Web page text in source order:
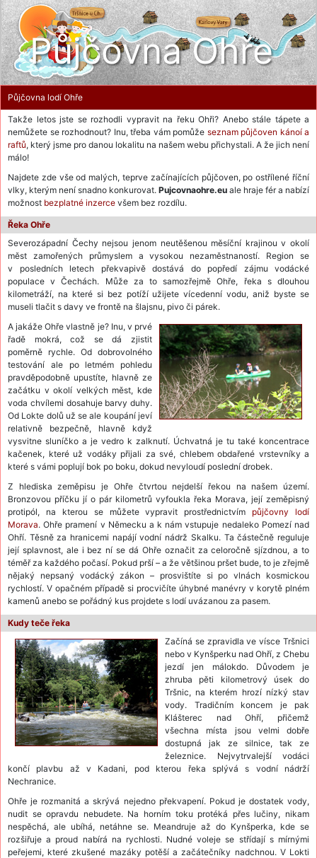
Půjčovna Ohře
Půjčovna lodí Ohře
Takže letos jste se rozhodli vypravit na řeku Ohři? Anebo stále tápete a
nemůžete se rozhodnout? Inu, třeba vám pomůže seznam půjčoven kánoí a
raftů, který jsme pro danou lokalitu na našem webu přichystali. A že jich není
málo!
Najdete zde vše od malých, teprve začínajících půjčoven, po ostřílené říční
vlky, kterým není snadno konkurovat. Pujcovnaohre.eu ale hraje fér a nabízí
možnost bezplatné inzerce všem bez rozdílu.
Řeka Ohře
Severozápadní Čechy nejsou jenom neutěšenou měsíční krajinou v okolí
měst zamořených průmyslem a vysokou nezaměstnaností. Region se
v posledních letech překvapivě dostává do popředí zájmu vodácké
populace v Čechách. Může za to samozřejmě Ohře, řeka s dlouhou
kilometráží, na které si bez potíží užijete vícedenní vodu, aniž byste se
museli tlačit s davy ve frontě na šlajsnu, pivo či párek.
A jakáže Ohře vlastně je? Inu, v prvé
řadě mokrá, což se dá zjistit
poměrně rychle. Od dobrovolného
testování ale po letmém pohledu
pravděpodobně upustíte, hlavně ze
začátku v okolí velkých měst, kde
voda chvílemi dosahuje barvy duhy.
Od Lokte dolů už se ale koupání jeví
relativně bezpečně, hlavně když
vysvitne sluníčko a je vedro k zalknutí. Úchvatná je tu také koncentrace
kačenek, které už vodáky přijali za své, chlebem obdařené vrstevníky a
které s vámi poplují bok po boku, dokud nevyloudí poslední drobek.
Z hlediska zeměpisu je Ohře čtvrtou nejdelší řekou na našem území.
Bronzovou příčku jí o pár kilometrů vyfoukla řeka Morava, její zeměpisný
protipól, na kterou se můžete vypravit prostřednictvím půjčovny lodí
Morava. Ohře pramení v Německu a k nám vstupuje nedaleko Pomezí nad
Ohří. Těsně za hranicemi napájí vodní nádrž Skalku. Ta částečně reguluje
její splavnost, ale i bez ní se dá Ohře označit za celoročně sjízdnou, a to
téměř za každého počasí. Pokud prší – a že většinou pršet bude, to je zřejmě
nějaký nepsaný vodácký zákon – prosvištíte si po vlnách kosmickou
rychlostí. V opačném případě si procvičíte úhybné manévry v korytě plném
kamenů anebo se pořádný kus projdete s lodí uvázanou za pasem.
Kudy teče řeka
Začíná se zpravidla ve vísce Tršnici
nebo v Kynšperku nad Ohří, z Chebu
jezdí jen málokdo. Důvodem je
zhruba pěti kilometrový úsek do
Tršnic, na kterém hrozí nízký stav
vody. Tradičním koncem je pak
Klášterec nad Ohří, přičemž
všechna místa jsou velmi dobře
dostupná jak ze silnice, tak ze
železnice. Nejvytrvalejší vodáci
končí plavbu až v Kadani, pod kterou řeka splývá s vodní nádrží
Nechranice.
Ohře je rozmanitá a skrývá nejedno překvapení. Pokud je dostatek vody,
nudit se opravdu nebudete. Na horním toku protéká přes lučiny, nikam
nespěchá, ale ubíhá, netáhne se. Meandruje až do Kynšperka, kde se
rozšiřuje a proud nabírá na rychlosti. Nudné voleje se střídají s mírnými
peřejemi, které zkušené mazáky potěší a začátečníky nadchnou. V Lokti